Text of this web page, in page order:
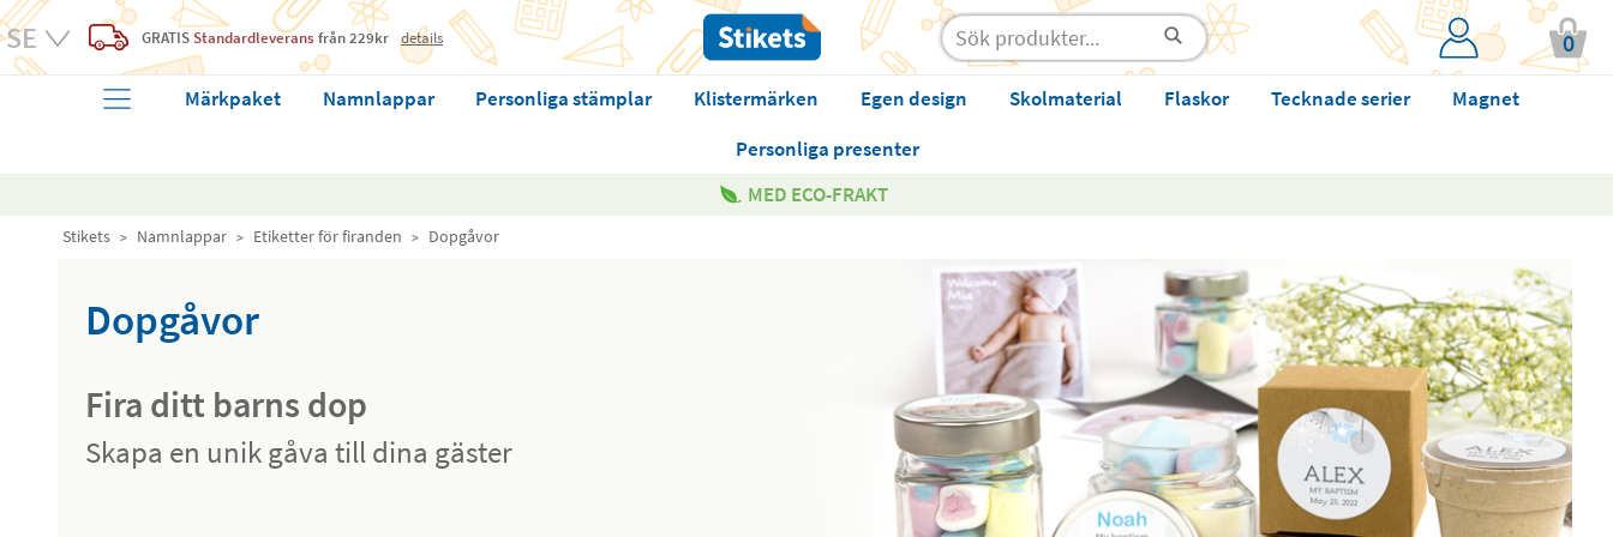
GRATIS Standardleveransfrån 229kr details 0
Märkpaket Namnlappar Personliga stämplar Klistermärken Egen design Skolmaterial Flaskor Tecknade serier
Magnet
Personliga presenter
MED ECO-FRAKT
Stikets Namnlappar Etiketter för firanden Dopgåvor
Dopgåvor
Fira ditt barns dop
Skapa en unik gåva till dina gäster